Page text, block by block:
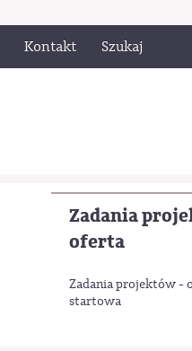
Kontakt Szukaj
Zadania
oferta
Zadania projektów -
startowa